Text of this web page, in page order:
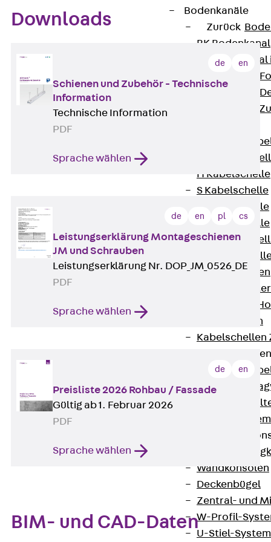
Bodenkanäle
Zurück
BK Bodenkanal
KLK
Bodenkanal-
Bodenkanal-
Bodenkanal-
AC
H Kabelschelle
S Kabelschelle
B Kabelschelle
U Kabelschelle
RU
W
HK Kabelhaken
KH Kabelhalter
Hohlleiter-/
Kabelwannen
Kabelschellen
Zurück
KTW
KBH
Wandkonsolen
Deckenbügel
Zentral- und
W-Profil-
U-Stiel-System
Downloads
de en
Schienen und Zubehör - Technische
Information
Technische Information
PDF
Sprache wählen
de en pl cs
Leistungserklärung Montageschienen
JM und Schrauben
Leistungserklärung Nr. DOP_JM_0526_DE
PDF
Sprache wählen
de en
Preisliste 2026 Rohbau / Fassade
Gültig ab 1. Februar 2026
PDF
Sprache wählen
BIM- und CAD-Daten